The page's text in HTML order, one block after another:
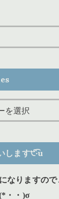
します੯‧̀͡u
なりますの
・・)σ